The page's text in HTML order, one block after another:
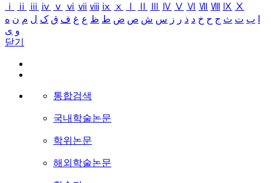
ⅰ
ⅱ ⅲ ⅳ ⅴ ⅵ ⅶ ⅷ ⅸ ⅹ Ⅳ Ⅴ Ⅵ Ⅶ Ⅷ Ⅸ Ⅹ
ب ت ث ج ح خ د ذ ر ز س ش ص ض ط ظ ع غ ف ق ک ل م ن ه
و ی
닫기
통합검색
국내학술논문
학위논문
해외학술논문